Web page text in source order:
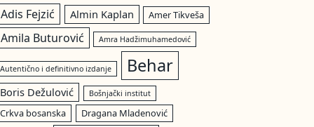
Adis Fejzić Almin Kaplan Amer Tikveša
Amila Buturović Amra Hadžimuhamedović
Autentično i definitivno izdanje Behar
Boris Dežulović Bošnjački institut
Crkva bosanska Dragana Mladenović